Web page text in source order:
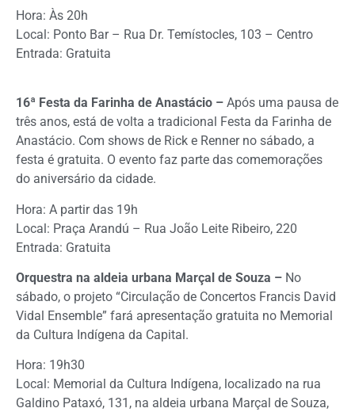
Hora: Às 20h
Local: Ponto Bar – Rua Dr. Temístocles, 103 – Centro
Entrada: Gratuita
16ª Festa da Farinha de Anastácio – Após uma pausa de
três anos, está de volta a tradicional Festa da Farinha de
Anastácio. Com shows de Rick e Renner no sábado, a
festa é gratuita. O evento faz parte das comemorações
do aniversário da cidade.
Hora: A partir das 19h
Local: Praça Arandú – Rua João Leite Ribeiro, 220
Entrada: Gratuita
Orquestra na aldeia urbana Marçal de Souza – No
sábado, o projeto “Circulação de Concertos Francis David
Vidal Ensemble” fará apresentação gratuita no Memorial
da Cultura Indígena da Capital.
Hora: 19h30
Local: Memorial da Cultura Indígena, localizado na rua
Galdino Pataxó, 131, na aldeia urbana Marçal de Souza,